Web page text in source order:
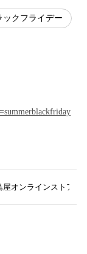
ックフライデー
屋オンラインストア